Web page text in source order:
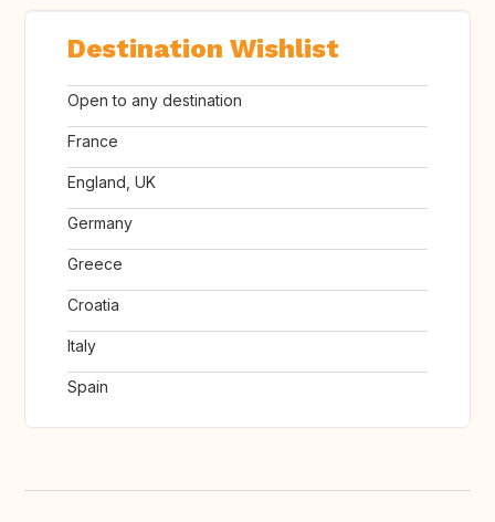
Destination Wishlist
Open to any destination
France
England, UK
Germany
Greece
Croatia
Italy
Spain